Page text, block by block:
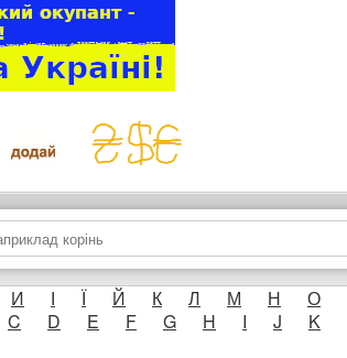
И І Ї Й К Л М Н О
C D E F G H I J K